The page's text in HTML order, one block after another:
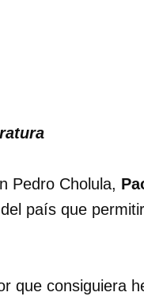
Pedro Cholula,
país que
que consiguiera